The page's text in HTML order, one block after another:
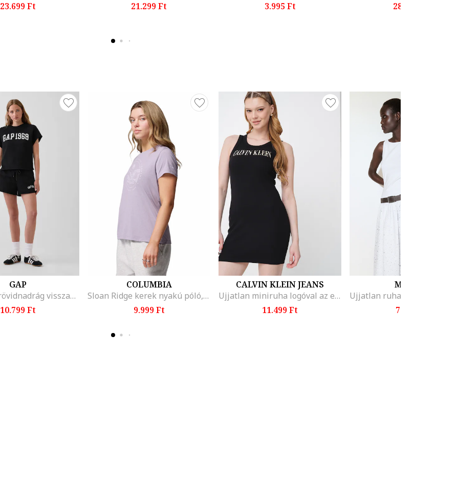
23.699 Ft
21.299 Ft
3.995 Ft
28.999 Ft
GAP
Bő fazonú rövidnadrág visszahajtott szárvégekkel, Fekete,
10.799 Ft
COLUMBIA
Sloan Ridge kerek nyakú póló, Halánylila
9.999 Ft
CALVIN KLEIN JEANS
Ujjatlan miniruha logóval az elején, Fekete
11.499 Ft
MANGO
7.595 Ft